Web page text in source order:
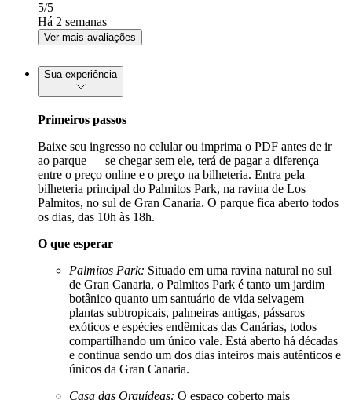
5/5
Há 2 semanas
Ver mais avaliações
Sua experiência
Primeiros passos
Baixe seu ingresso no celular ou imprima o PDF antes de ir
ao parque — se chegar sem ele, terá de pagar a diferença
entre o preço online e o preço na bilheteria. Entra pela
bilheteria principal do Palmitos Park, na ravina de Los
Palmitos, no sul de Gran Canaria. O parque fica aberto todos
os dias, das 10h às 18h.
O que esperar
Palmitos Park: Situado em uma ravina natural no sul
de Gran Canaria, o Palmitos Park é tanto um jardim
botânico quanto um santuário de vida selvagem —
plantas subtropicais, palmeiras antigas, pássaros
exóticos e espécies endêmicas das Canárias, todos
compartilhando um único vale. Está aberto há décadas
e continua sendo um dos dias inteiros mais autênticos e
únicos da Gran Canaria.
Casa das Orquídeas: O espaço coberto mais